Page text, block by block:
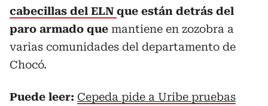
cabecillas del ELN que están detrás del
paro armado que mantiene en zozobra a
varias comunidades del departamento de
Chocó.
Puede leer: Cepeda pide a Uribe pruebas